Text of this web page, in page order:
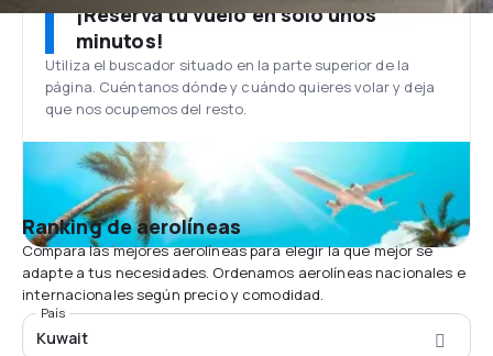
¡Reserva tu vuelo en solo unos
minutos!
Utiliza el buscador situado en la parte superior de la
página. Cuéntanos dónde y cuándo quieres volar y deja
que nos ocupemos del resto.
Ranking de aerolíneas
Compara las mejores aerolíneas para elegir la que mejor se
adapte a tus necesidades. Ordenamos aerolíneas nacionales e
internacionales según precio y comodidad.
País
Kuwait